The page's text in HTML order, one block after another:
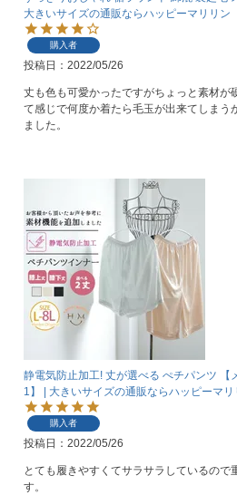
大きいサイズの通販ならハッピーマリリン
購入者
投稿日 2022/05/26
丈も色も可愛かったですがちょっと素材が
て感じで何度か着たら毛玉が出来てしまう
ました。
静電気防止加工! 丈が選べる ぺチパンツ 【
1】 | 大きいサイズの通販ならハッピーマリ
購入者
投稿日 2022/05/26
とても履きやすくてサラサラしているので
す。